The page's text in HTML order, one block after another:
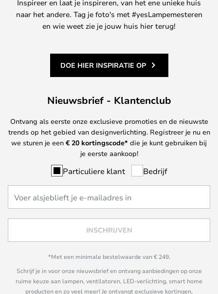
Inspireer en laat je inspireren, van het ene unieke huis
naar het andere. Tag je foto's met #yesLampemesteren
en wie weet zie je jouw huis hier terug!
DOE HIER INSPIRATIE OP
Nieuwsbrief - Klantenclub
Ontvang als eerste onze exclusieve promoties en de nieuwste
trends op het gebied van designverlichting. Registreer je nu en
we sturen je een € 20 kortingscode* die je kunt gebruiken bij
je eerste aankoop!
Particuliere klant Bedrijf
INSCHRIJVEN
*Met een minimale bestelwaarde van € 249.
Schrijf je in voor onze nieuwsbrief en ontvang aanbiedingen op onze
ruime keuze aan lampen, ventilatoren, LED-verlichting, smart home
producten en zo veel meer! Je ontvangt exclusieve kortingen,